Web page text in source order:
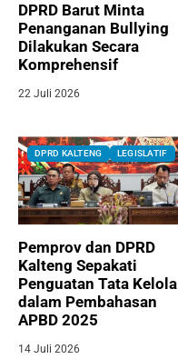
DPRD Barut Minta
Penanganan Bullying
Dilakukan Secara
Komprehensif
22 Juli 2026
DPRD KALTENG LEGISLATIF
Pemprov dan DPRD
Kalteng Sepakati
Penguatan Tata Kelola
dalam Pembahasan
APBD 2025
14 Juli 2026